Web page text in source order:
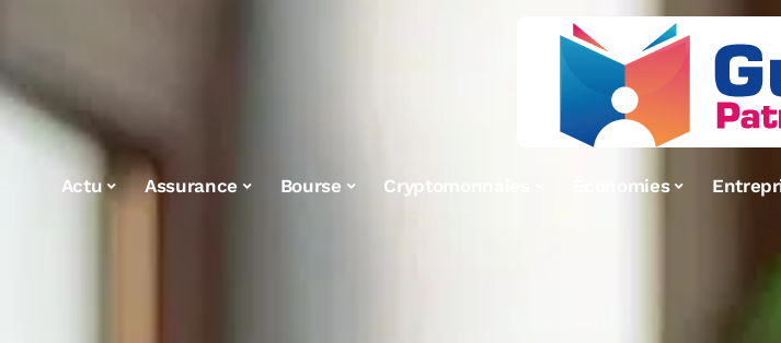
Actu Assurance Bourse Cryptomonnaies Économies